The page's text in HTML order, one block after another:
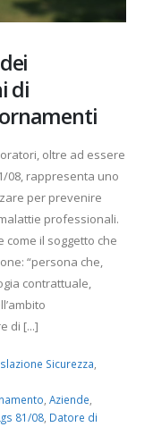
di
oltre ad essere
08, rappresenta uno
per prevenire
professionali.
come il soggetto che
“persona che,
contrattuale,
di [...]
Sicurezza,
, Aziende,
81/08, Datore di